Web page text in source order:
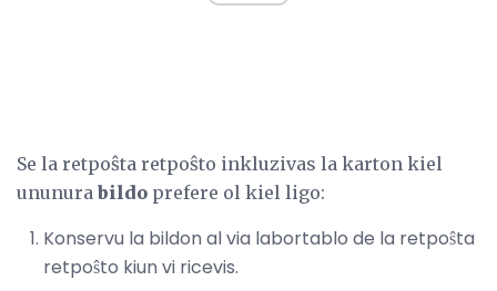
Se la retpoŝta retpoŝto inkluzivas la karton kiel
ununura bildo prefere ol kiel ligo:
Konservu la bildon al via labortablo de la retpoŝta
retpoŝto kiun vi ricevis.